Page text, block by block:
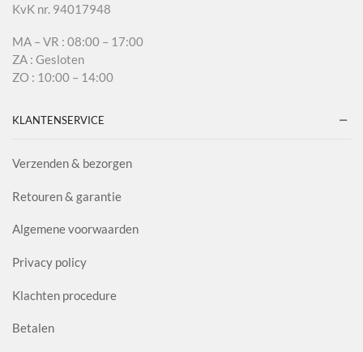
KvK nr. 94017948
MA – VR : 08:00 – 17:00
ZA : Gesloten
ZO : 10:00 – 14:00
KLANTENSERVICE
Verzenden & bezorgen
Retouren & garantie
Algemene voorwaarden
Privacy policy
Klachten procedure
Betalen